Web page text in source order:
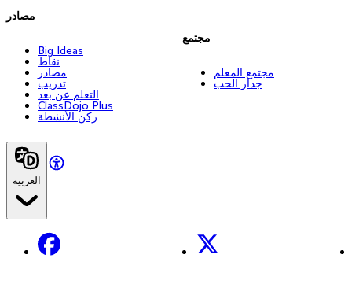
مصادر
Big Ideas
نقاط
مصادر
تدريب
التعلم عن بعد
ClassDojo Plus
ركن الأنشطة
مجتمع
مجتمع المعلم
جدار الحب
العربية
Facebook X